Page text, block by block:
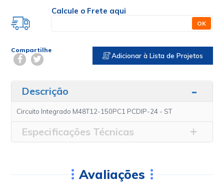
Calcule o Frete aqui
OK
Compartilhe
Adicionar à Lista de Projetos
Descrição
Circuito Integrado M48T12-150PC1 PCDIP-24 - ST
Especificações Técnicas
Avaliações